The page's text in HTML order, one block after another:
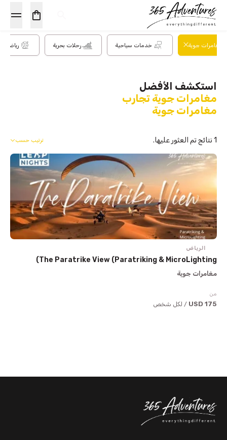
مغامرات جوية خدمات سياحية رحلات بحرية رياضة
استكشف الأفضل
مغامرات جوية تجارب
مغامرات جوية
ترتيب حسب 1 نتائج تم العثور عليها.
الرياض
The Paratrike View (Paratriking & MicroLighting)
مغامرات جوية
من
175 USD / لكل شخص